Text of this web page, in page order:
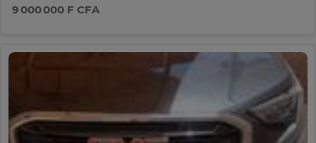
9 000 000 F CFA